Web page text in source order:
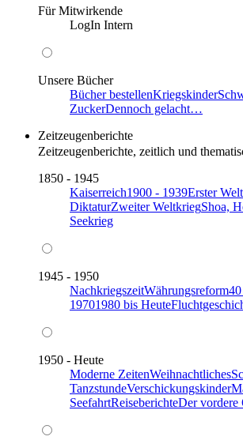
Für Mitwirkende
LogIn Intern
Unsere Bücher
Bücher bestellenKriegskinder
ZuckerDennoch gelacht…
Zeitzeugenberichte
Zeitzeugenberichte, zeitlich und
1850 - 1945
Kaiserreich1900 - 1939Erster
DiktaturZweiter WeltkriegShoa,
Seekrieg
1945 - 1950
NachkriegszeitWährungsreform
19701980 bis Heute
1950 - Heute
Moderne ZeitenWeihnachtliches
TanzstundeVerschickungskinder
SeefahrtReiseberichteDer vordere